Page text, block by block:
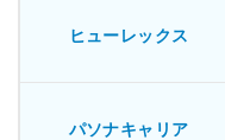
ヒューレックス
パソナキャリア